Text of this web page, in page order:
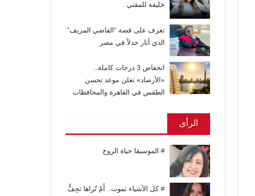
خليفة للمفتي
تعرف على قصة “القاضي المزيف”
الذي أثار جدلاً في مصر
انخفاض 3 درجات كاملة..
«الأرصاد» تعلن موعد تحسن
الطقس في القاهرة والمحافظات
الرأى
# الموسيقا حياة الروح
# كل الأشياء تموت.. أَمْ تُراها تجِفُّ